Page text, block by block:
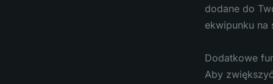
dodane do
ekwipunku na
Dodatkowe
Aby